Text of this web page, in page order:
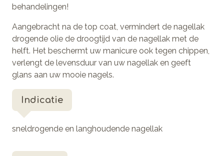
behandelingen!
Aangebracht na de top coat, vermindert de nagellak
drogende olie de droogtijd van de nagellak met de
helft. Het beschermt uw manicure ook tegen chippen,
verlengt de levensduur van uw nagellak en geeft
glans aan uw mooie nagels.
Indicatie
sneldrogende en langhoudende nagellak